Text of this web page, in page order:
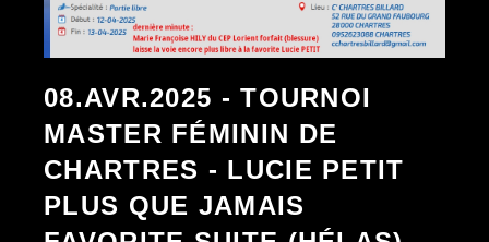
08.AVR.2025 - TOURNOI
MASTER FÉMININ DE
CHARTRES - LUCIE PETIT
PLUS QUE JAMAIS